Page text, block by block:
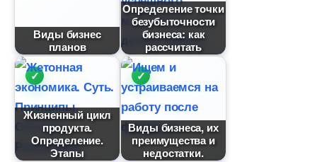
иды бизнес
плано
Определение точки
езубыточности
изнеса: как
рассчитать
Жизненный цикл
продукта.
Определение.
Этапы
иды бизнеса, их
преимущества и
недостатки.